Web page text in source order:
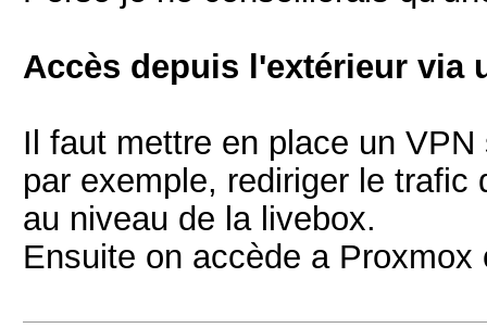
Accès depuis l'extérieur via
Il faut mettre en place un
par exemple, rediriger le
au niveau de la livebox.
Ensuite on accède a